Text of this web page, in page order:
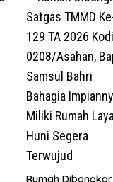
Rumah Dibongkar